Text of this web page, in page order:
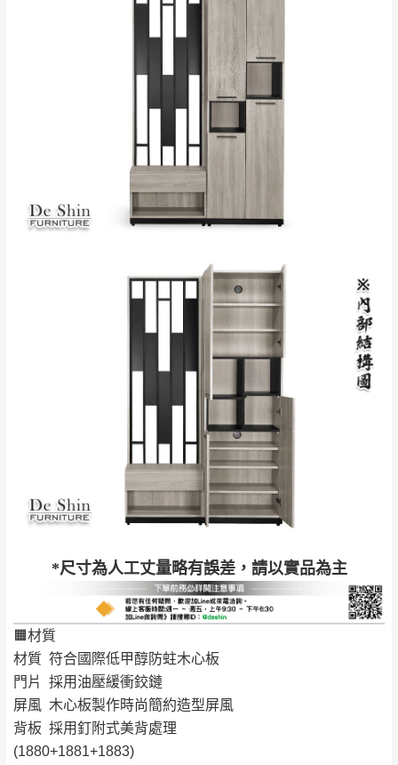
*尺寸為人工丈量略有誤差，請以實品為主
🟧材質
材質 符合國際低甲醇防蛀木心板
門片 採用油壓緩衝鉸鏈
屏風 木心板製作時尚簡約造型屏風
背板 採用釘附式美背處理
(1880+1881+1883)
＊A108產品另收運費
來、平溪、九份、
里、新店山區、三
$ 9,000以上：免
$ 9,000以下：
$ 9,000以上：免
$ 9,000以下：
NT$500元
＊A108產品另收運費
卓蘭鎮、三灣、通
霄山區、西湖、泰
安鄉、大湖鄉、頭
配送天數：5~14天
到貨時間：指定送貨日當天以電話聯絡確認
台北市、新北市地區固定每周(三)、(日)兩天收送貨
暫無配送地區 ：彰化、南投、雲林、嘉義、台南、高
雄、屏東、宜蘭、 花蓮、台東、金門、馬祖、澎湖地區
（可於LINE線上詢問 →@dershin
苗栗至基隆；其它地區暫不開放，如因特殊
地型限制(山區、鄉、鎮、村)、樓梯太小、無
法搬運上樓等因素，導致無法配送，
保有出貨的權利。
保護物流人員的工作安全，賣家無提供吊掛
服務，若需以吊車或其他的吊掛方式吊運，
費用將由買方自行支付。
機當天到貨前皆會再與您通知，讓你不用整
天在家等貨，以節省您的寶貴時間。
由於百貨公司配送較為不易，故暫無法配送
若您選擇三聯式或索取兩聯式發票，發票將於商品
完成出貨15個工作天另行寄出，另外約加上2~7個
工作天內送達，如遇國定假日將順延寄送。
退換貨說明：
公司客服人員，我們將為您更換新品，運費
皆由本站負責，所有退回及換貨之商品必須
是全新狀態且完整包裝，床墊、床包、枕頭
包裝、廠商紙及所有附隨文件或資料之完整
性)，若未依照上述方式處理，恕無法接受退
貨。
由於透過電腦螢幕選購商品，可能會因個人
電腦螢幕的設定色差或解析度等因素， 與實